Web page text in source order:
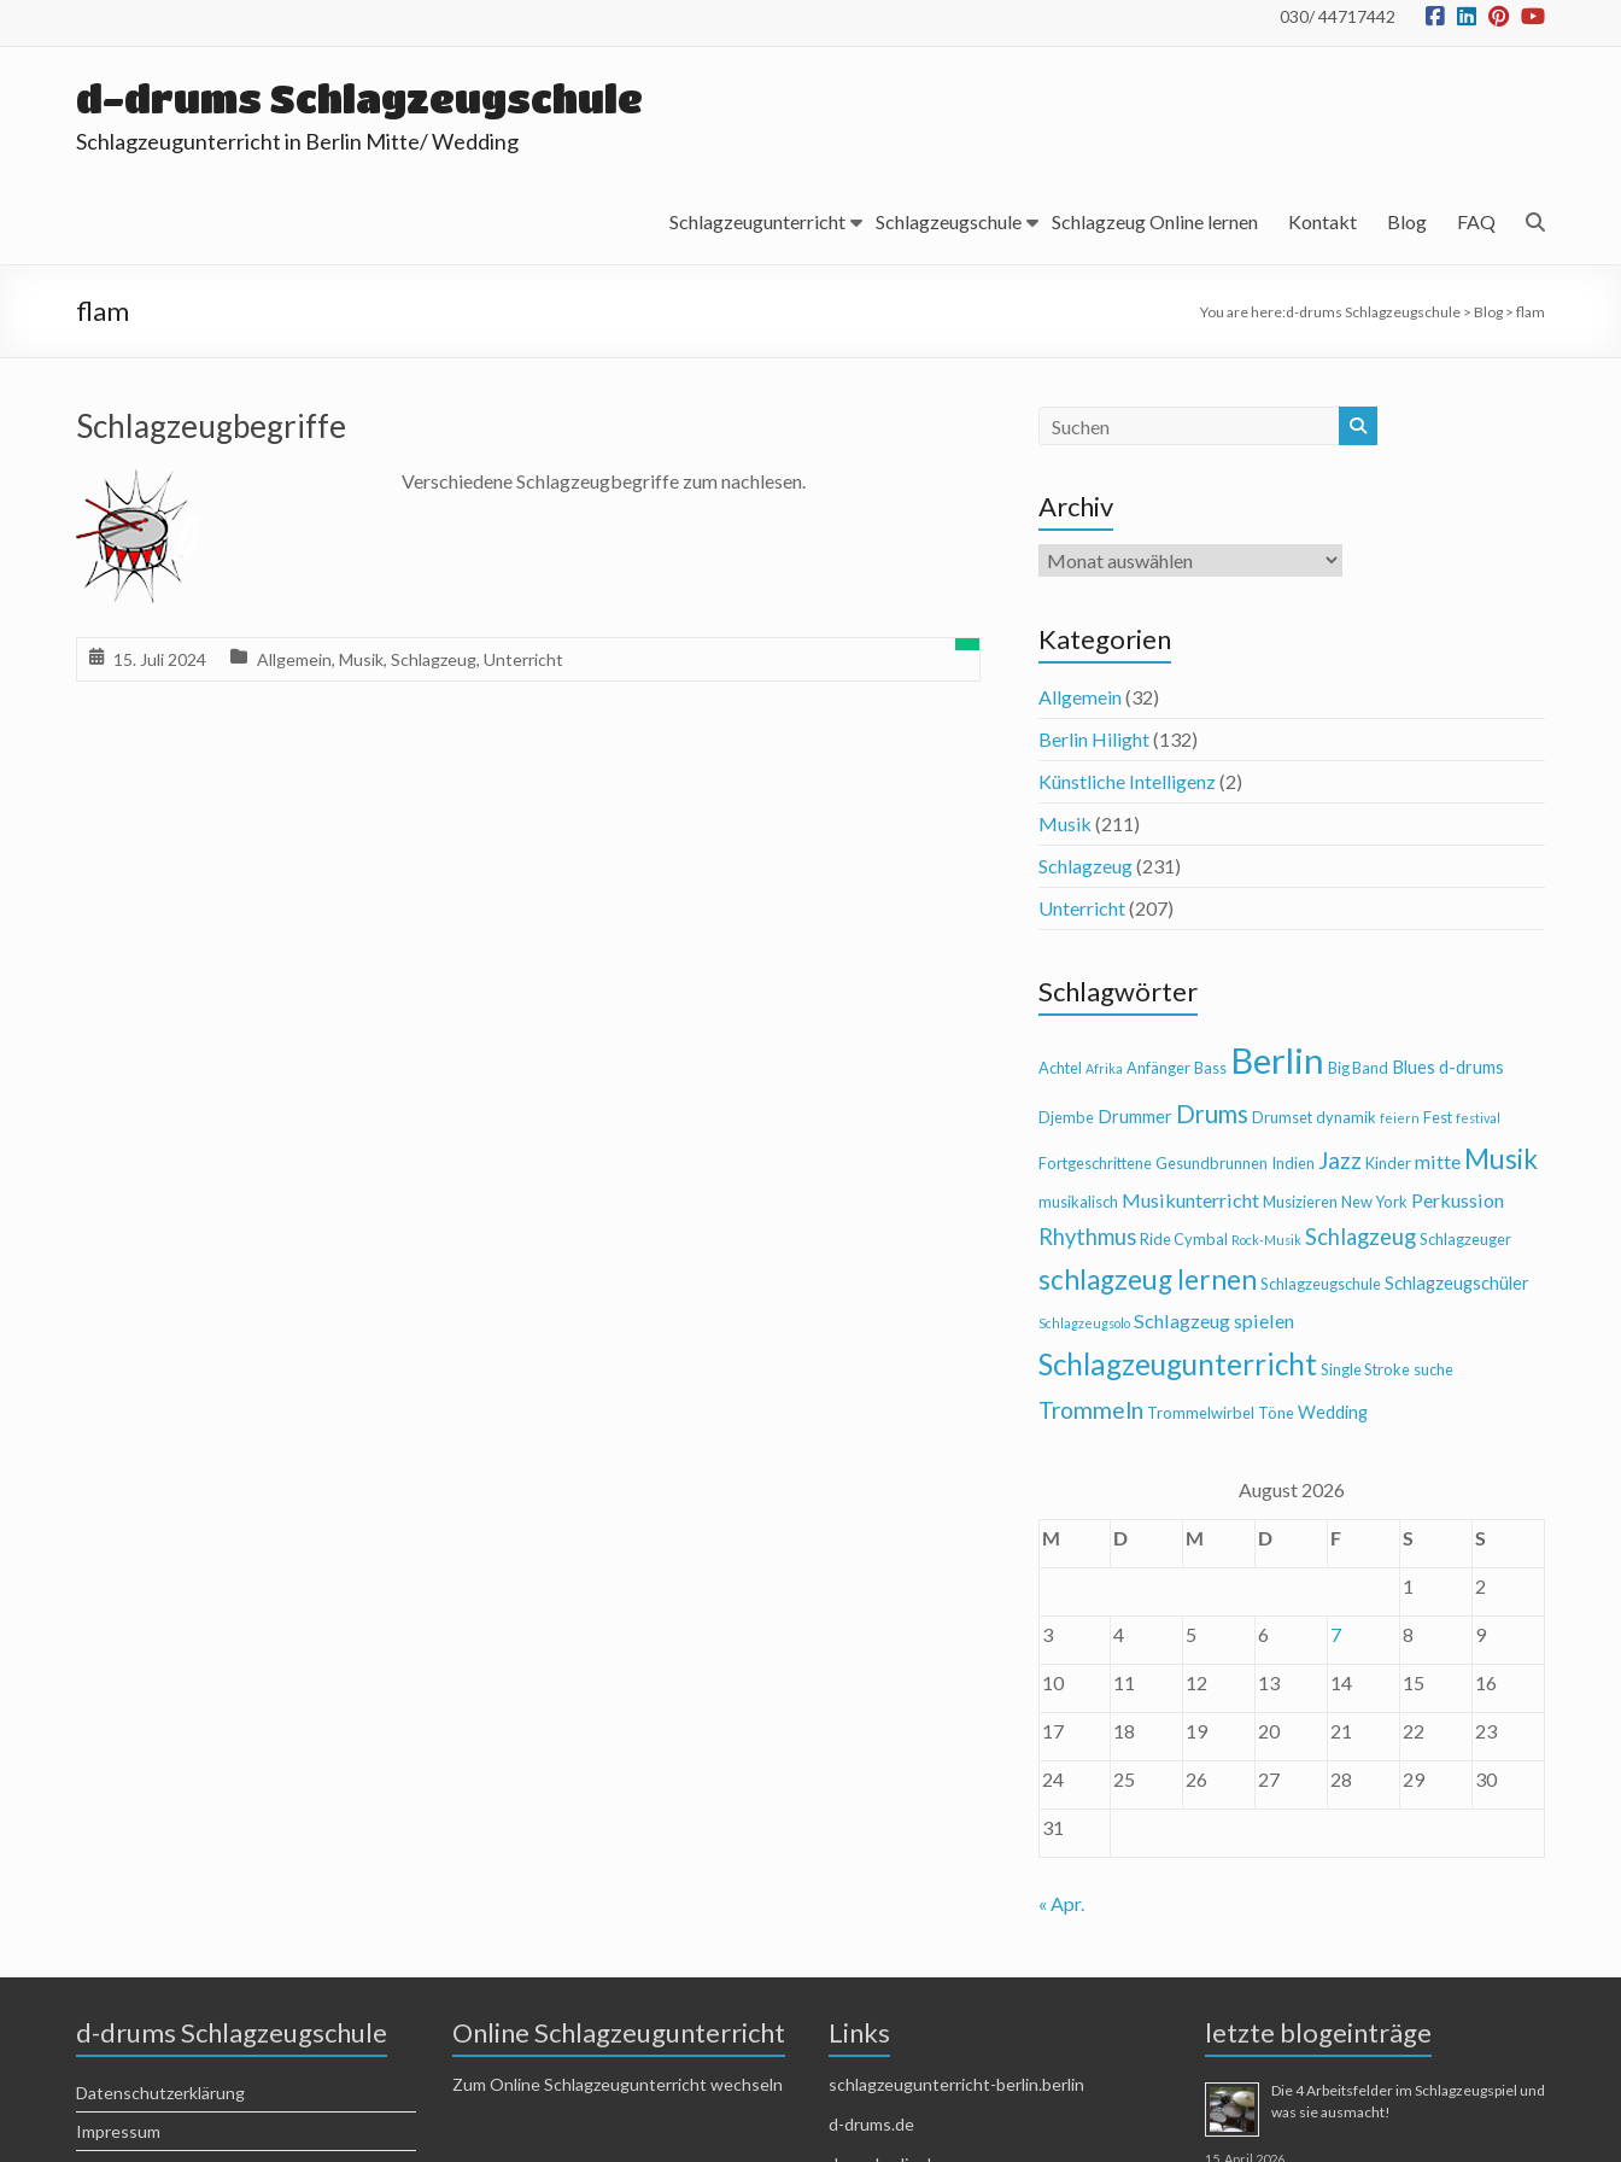
030/ 44717442
d-drums Schlagzeugschule
Schlagzeugunterricht in Berlin Mitte/ Wedding
Schlagzeugunterricht Schlagzeugschule Schlagzeug Online lernen Kontakt Blog FAQ
flam You are here:d-drums Schlagzeugschule > Blog > flam
Schlagzeugbegriffe
Verschiedene Schlagzeugbegriffe zum nachlesen.
15. Juli 2024 Allgemein, Musik, Schlagzeug, Unterricht
Archiv
Archiv
Kategorien
Allgemein(32)
Berlin Hilight(132)
Künstliche Intelligenz(2)
Musik (211)
Schlagzeug(231)
Unterricht(207)
Schlagwörter
Achtel Afrika AnfängerBass Berlin Big Band Blues d-drums
Djembe Drummer Drums Drumsetdynamik feiern Fest festival
FortgeschritteneGesundbrunnen Indien Jazz Kindermitte Musik
musikalisch MusikunterrichtMusizieren New York Perkussion
RhythmusRide Cymbal Rock-Musik SchlagzeugSchlagzeuger
schlagzeug lernen SchlagzeugschuleSchlagzeugschüler
Schlagzeugsolo Schlagzeug spielen
SchlagzeugunterrichtSingle Stroke suche
Trommeln Trommelwirbel TöneWedding
August 2026
M D M D F S S
1 2
3 4 5 6 7 8 9
10 11 12 13 14 15 16
17 18 19 20 21 22 23
24 25 26 27 28 29 30
31
« Apr.
d-drums Schlagzeugschule
Datenschutzerklärung
Impressum
Online Schlagzeugunterricht
Zum Online Schlagzeugunterricht wechseln
Links
schlagzeugunterricht-berlin.berlin
d-drums.de
letzte blogeinträge
Die 4 Arbeitsfelder im Schlagzeugspiel und
was sie ausmacht!